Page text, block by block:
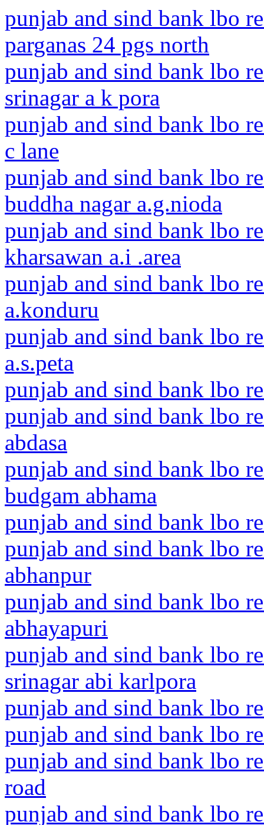
punjab and sind bank lbo
parganas 24 pgs north
punjab and sind bank lbo
srinagar a k pora
punjab and sind bank lbo
c lane
punjab and sind bank lbo
buddha nagar a.g.nioda
punjab and sind bank lbo
kharsawan a.i .area
punjab and sind bank lbo
a.konduru
punjab and sind bank lbo
a.s.peta
punjab and sind bank lbo
punjab and sind bank lbo
abdasa
punjab and sind bank lbo
budgam abhama
punjab and sind bank lbo
punjab and sind bank lbo
abhanpur
punjab and sind bank lbo
abhayapuri
punjab and sind bank lbo
srinagar abi karlpora
punjab and sind bank lbo
punjab and sind bank lbo
punjab and sind bank lbo
road
punjab and sind bank lbo